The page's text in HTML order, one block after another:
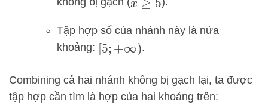
x≥5
Tập hợp số của nhánh này là nửa
khoảng:
5; +∞) .
Combining cả hai nhánh không bị gạch lại, ta được
tập hợp cần tìm là hợp của hai khoảng trên: